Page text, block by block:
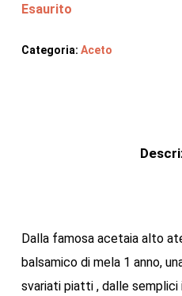
Esaurito
Categoria: Aceto
Dalla famosa acetaia alto
balsamico di mela 1 anno,
svariati piatti , dalle